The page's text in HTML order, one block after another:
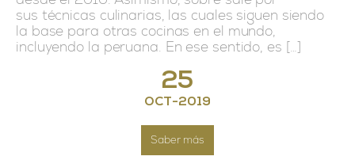
25
OCT-2019
Saber más
sus técnicas culinarias, las cuales siguen siendo
la base para otras cocinas en el mundo,
incluyendo la peruana. En ese sentido, es […]